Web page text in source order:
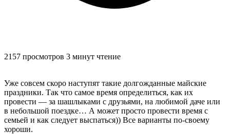
2157 просмотров 3 минут чтение
Уже совсем скоро наступят такие долгожданные майские
праздники. Так что самое время определиться, как их
провести — за шашлыками с друзьями, на любимой даче или
в небольшой поездке… А может просто провести время с
семьей и как следует выспаться)) Все варианты по-своему
хороши.